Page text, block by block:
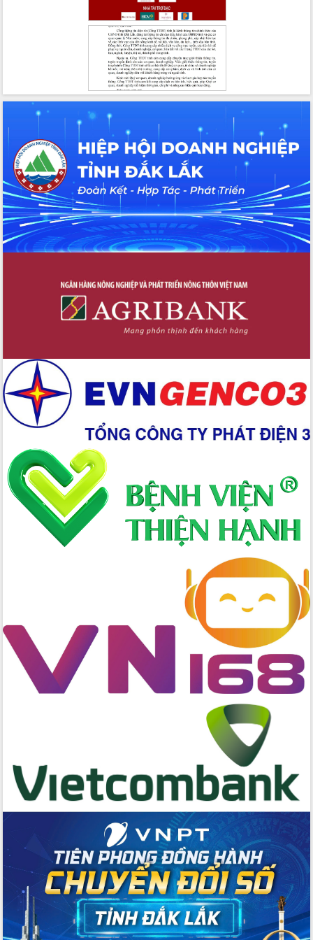
Tháo gỡ những vướng mắc, đẩy mạnh
công tác cải cách thủ tục hành chính
tại Trung tâm Phục vụ hành chính
Đắk Lắk: Tôn vinh 46 giải pháp tại Hội
thi Sáng tạo Kỹ thuật 2024 - 2025
Đắk Lắk rà soát, điều chỉnh Đề án 190
về phát triển nuôi trồng thủy sản
Phó Chủ tịch UBND tỉnh Đắk Lắk
Trương Công Thái kiểm tra thực địa
Dự án cao tốc Khánh Hòa - Buôn Ma
Thuột
Định vị cà phê Việt Nam như một “di
sản sống” trong dòng chảy toàn cầu
Xây dựng nông thôn mới: Nâng cao đời
sống người dân từ những mô hình thiết
thực
nhanh tiến độ các dự án trọng điểm
trong Khu kinh tế Nam Phú Yên
Hòn Yến phát triển du lịch gắn với bảo
Đắk Lắk thời kỳ 2021-2030, tầm nhìn
đến năm 2050
Phát động chiến dịch 30 ngày đêm
giải phóng mặt bằng Tuyến đường bộ
ven biển
Đắk Lắk nỗ lực thúc đẩy tăng trưởng
kinh tế từ 10% trở lên trong Quý
II/2026
Đắk Lắk ký kết thỏa thuận hợp tác về
chuyển đổi số giai đoạn 2026 – 2030
với Tập đoàn Bưu chính Viễn thông
Việt Nam
Thứ trưởng Bộ Y tế làm việc với tỉnh
Tập huấn ứng dụng trí tuệ nhân tạo (AI)
trong thương mại điện tử năm 2026
Đoàn đại biểu Quốc hội tỉnh Đắk Lắk
trao đổi thông tin trước Kỳ họp thứ
nhất, Quốc hội khóa XVI
Xã Ea Phê gắn cải cách hành chính với
chuyển đổi số
Hồ Thị Nguyên Thảo làm việc tại Trung
tâm Phục vụ hành chính công xã Ea
Phê
Xây dựng nền hành chính số đồng
hành cùng nông dân dân, doanh nghiệp
Giai đoạn 2026-2030, Đắk Lắk phấn
đấu có 77% xã đạt chuẩn nông thôn
mới